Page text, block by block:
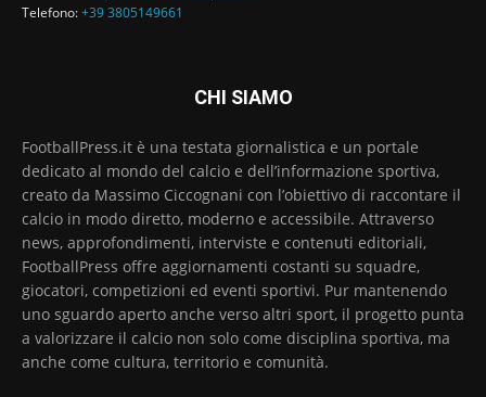
Telefono:+39 3805149661
CHI SIAMO
FootballPress.it è una testata giornalistica e un portale
dedicato al mondo del calcio e dell’informazione sportiva,
creato da Massimo Ciccognani con l’obiettivo di raccontare il
calcio in modo diretto, moderno e accessibile. Attraverso
news, approfondimenti, interviste e contenuti editoriali,
FootballPress offre aggiornamenti costanti su squadre,
giocatori, competizioni ed eventi sportivi. Pur mantenendo
uno sguardo aperto anche verso altri sport, il progetto punta
a valorizzare il calcio non solo come disciplina sportiva, ma
anche come cultura, territorio e comunità.